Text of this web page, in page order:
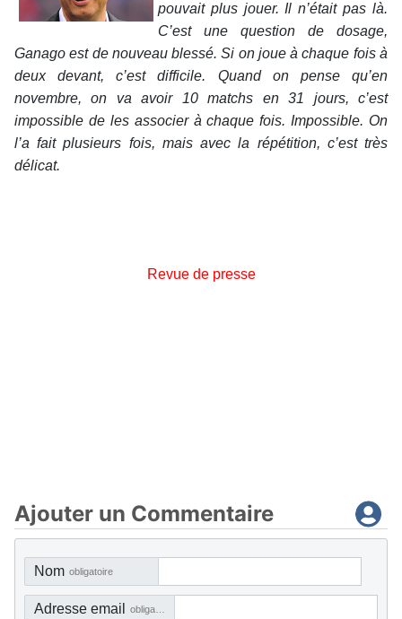
pouvait plus jouer. Il n’était pas là.
C’est une question de dosage,
Ganago est de nouveau blessé. Si on joue à chaque fois à
deux devant, c’est difficile. Quand on pense qu’en
novembre, on va avoir 10 matchs en 31 jours, c’est
impossible de les associer à chaque fois. Impossible. On
l’a fait plusieurs fois, mais avec la répétition, c’est très
délicat.
Revue de presse
Ajouter un Commentaire
Nom obligatoire
Adresse email